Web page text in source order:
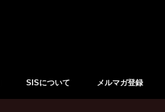
SISについて メルマガ登録